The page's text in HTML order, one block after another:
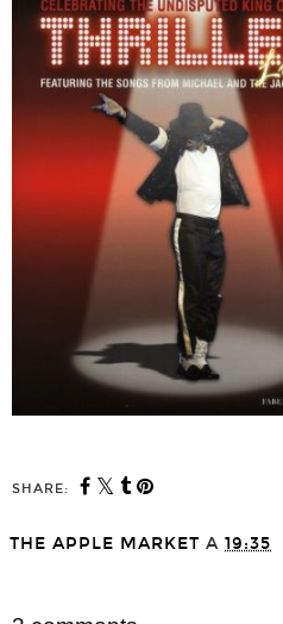
SHARE:
THE APPLE MARKET A 19:35